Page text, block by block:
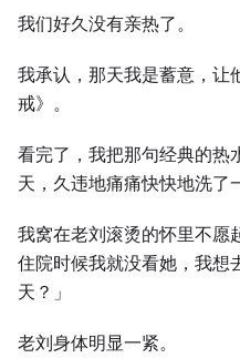
我们好久没有亲热了。
我承认，那天我是蓄意，让
戒》。
看完了，我把那句经典的热
天，久违地痛痛快快地洗了
我窝在老刘滚烫的怀里不愿
住院时候我就没看她，我想
天？」
老刘身体明显一紧。